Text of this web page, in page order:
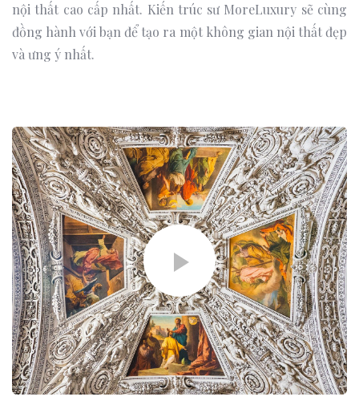
nội thất cao cấp nhất. Kiến trúc sư MoreLuxury sẽ cùng
đồng hành với bạn để tạo ra một không gian nội thất đẹp
và ưng ý nhất.